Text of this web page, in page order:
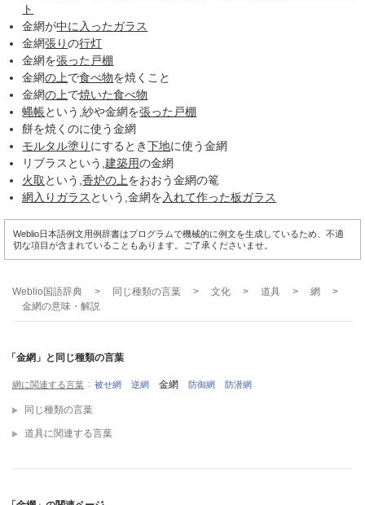
ト
金網が中に入ったガラス
金網張りの行灯
金網を張った 戸棚
金網の上で食べ物を焼くこと
金網の上で焼いた食べ物
蝿帳という,紗や金網を張った 戸棚
餅を焼くのに使う金網
モルタル塗り にするとき下地に使う金網
リブラスという,建築用の金網
火取 という,香炉の上をおおう金網の篭
網入りガラス という,金網を入れて作った板ガラス
Weblio日本語例文用例辞書はプログラムで機械的に例文を生成しているため、不適
切な項目が含まれていることもあります。ご了承くださいませ。
Weblio国語辞典 > 同じ種類の言葉 > 文化 > 道具 > 網
>
金網の意味・解説
「金網」と同じ種類の言葉
網に関連する言葉 被せ網 逆網 金網 防御網 防潜網
同じ種類の言葉
道具に関連する言葉